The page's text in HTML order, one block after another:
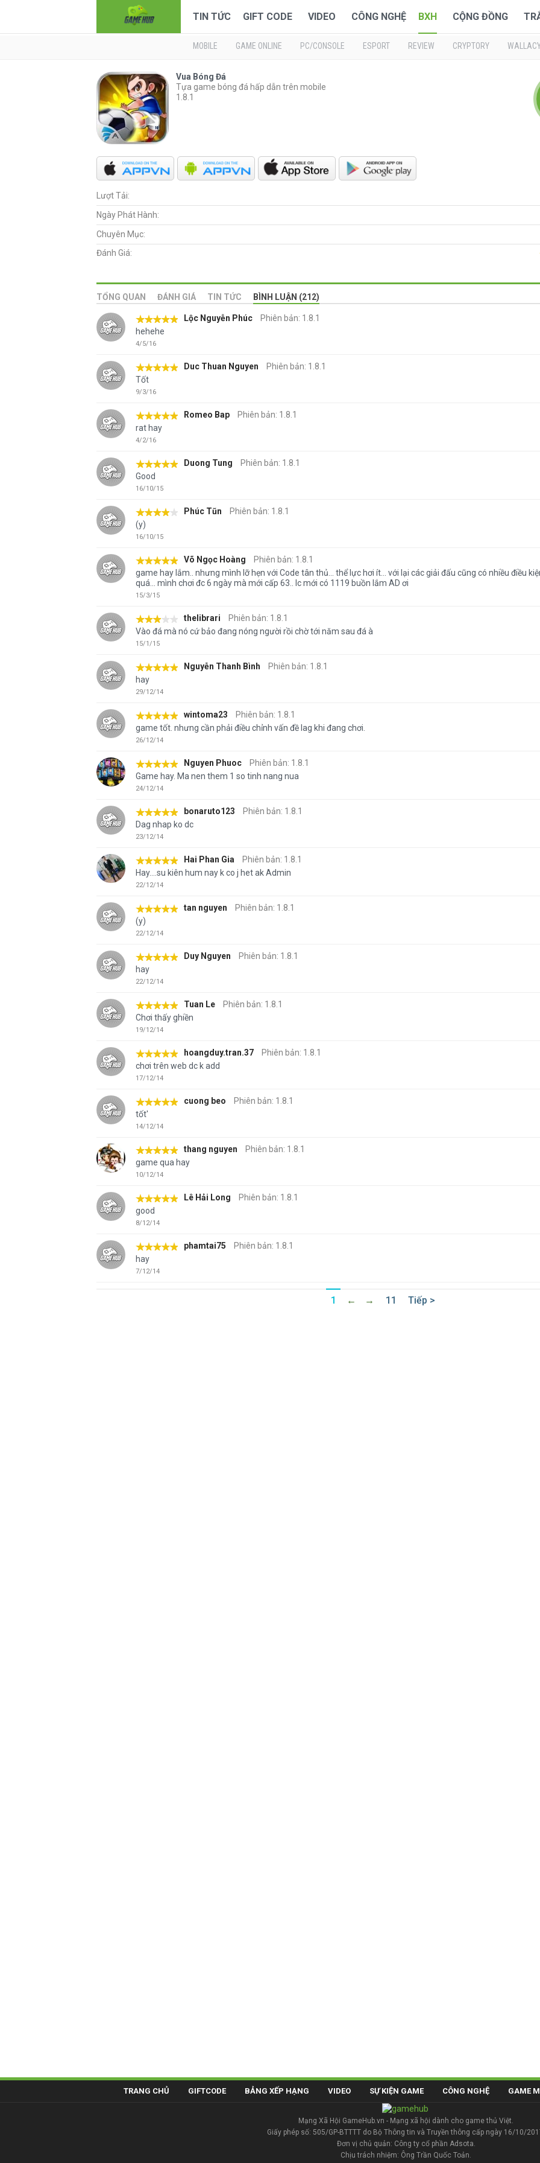
TIN TỨC GIFT CODE VIDEO CÔNG NGHỆ BXH CỘNG ĐỒNG
MOBILE GAME ONLINE PC/CONSOLE ESPORT REVIEW CRYPTORY
Vua Bóng Đá
Tựa game bóng đá hấp dẫn trên mobile
1.8.1
Lượt Tải:
Ngày Phát Hành:
Chuyên Mục:
Đánh Giá:
TỔNG QUAN ĐÁNH GIÁ TIN TỨC BÌNH LUẬN (212)
Lộc Nguyễn Phúc
Phiên bản: 1.8.1
hehehe
4/5/16
Duc Thuan Nguyen
Phiên bản: 1.8.1
Tốt
9/3/16
Romeo Bap
Phiên bản: 1.8.1
rat hay
4/2/16
Duong Tung
Phiên bản: 1.8.1
Good
16/10/15
Phúc Tũn
Phiên bản: 1.8.1
(y)
16/10/15
Võ Ngọc Hoàng
Phiên bản: 1.8.1
game hay lắm.. nhưng mình lỡ hẹn với Code tân thủ... thể lực hơi ít... với lại các giải đấu cũng có nhiều điều
quá... mình chơi đc 6 ngày mà mới cấp 63.. lc mới có 1119 buồn lắm AD ơi
15/3/15
thelibrari
Phiên bản: 1.8.1
Vào đá mà nó cứ bảo đang nóng người rồi chờ tới năm sau đá à
15/1/15
Nguyễn Thanh Bình
Phiên bản: 1.8.1
hay
29/12/14
wintoma23
Phiên bản: 1.8.1
game tốt. nhưng cần phải điều chỉnh vấn đề lag khi đang chơi.
26/12/14
Nguyen Phuoc
Phiên bản: 1.8.1
Game hay. Ma nen them 1 so tinh nang nua
24/12/14
bonaruto123
Phiên bản: 1.8.1
Dag nhap ko dc
23/12/14
Hai Phan Gia
Phiên bản: 1.8.1
Hay....su kiên hum nay k co j het ak Admin
22/12/14
tan nguyen
Phiên bản: 1.8.1
(y)
22/12/14
Duy Nguyen
Phiên bản: 1.8.1
hay
22/12/14
Tuan Le
Phiên bản: 1.8.1
Chơi thấy ghiền
19/12/14
hoangduy.tran.37
Phiên bản: 1.8.1
chơi trên web dc k add
17/12/14
cuong beo
Phiên bản: 1.8.1
tốt'
14/12/14
thang nguyen
Phiên bản: 1.8.1
game qua hay
10/12/14
Lê Hải Long
Phiên bản: 1.8.1
good
8/12/14
phamtai75
Phiên bản: 1.8.1
hay
7/12/14
1 ← → 11 Tiếp >
TRANG CHỦ GIFTCODE BẢNG XẾP HẠNG VIDEO SỰ KIỆN GAME CÔNG NGHỆ GAME
Mạng Xã Hội GameHub.vn - Mạng xã hội dành cho game thủ Việt.
Giấy phép số: 505/GP-BTTTT do Bộ Thông tin và Truyền thông cấp ngày 16/10/
Đơn vị chủ quản: Công ty cổ phần Adsota.
Chịu trách nhiệm: Ông Trần Quốc Toản.